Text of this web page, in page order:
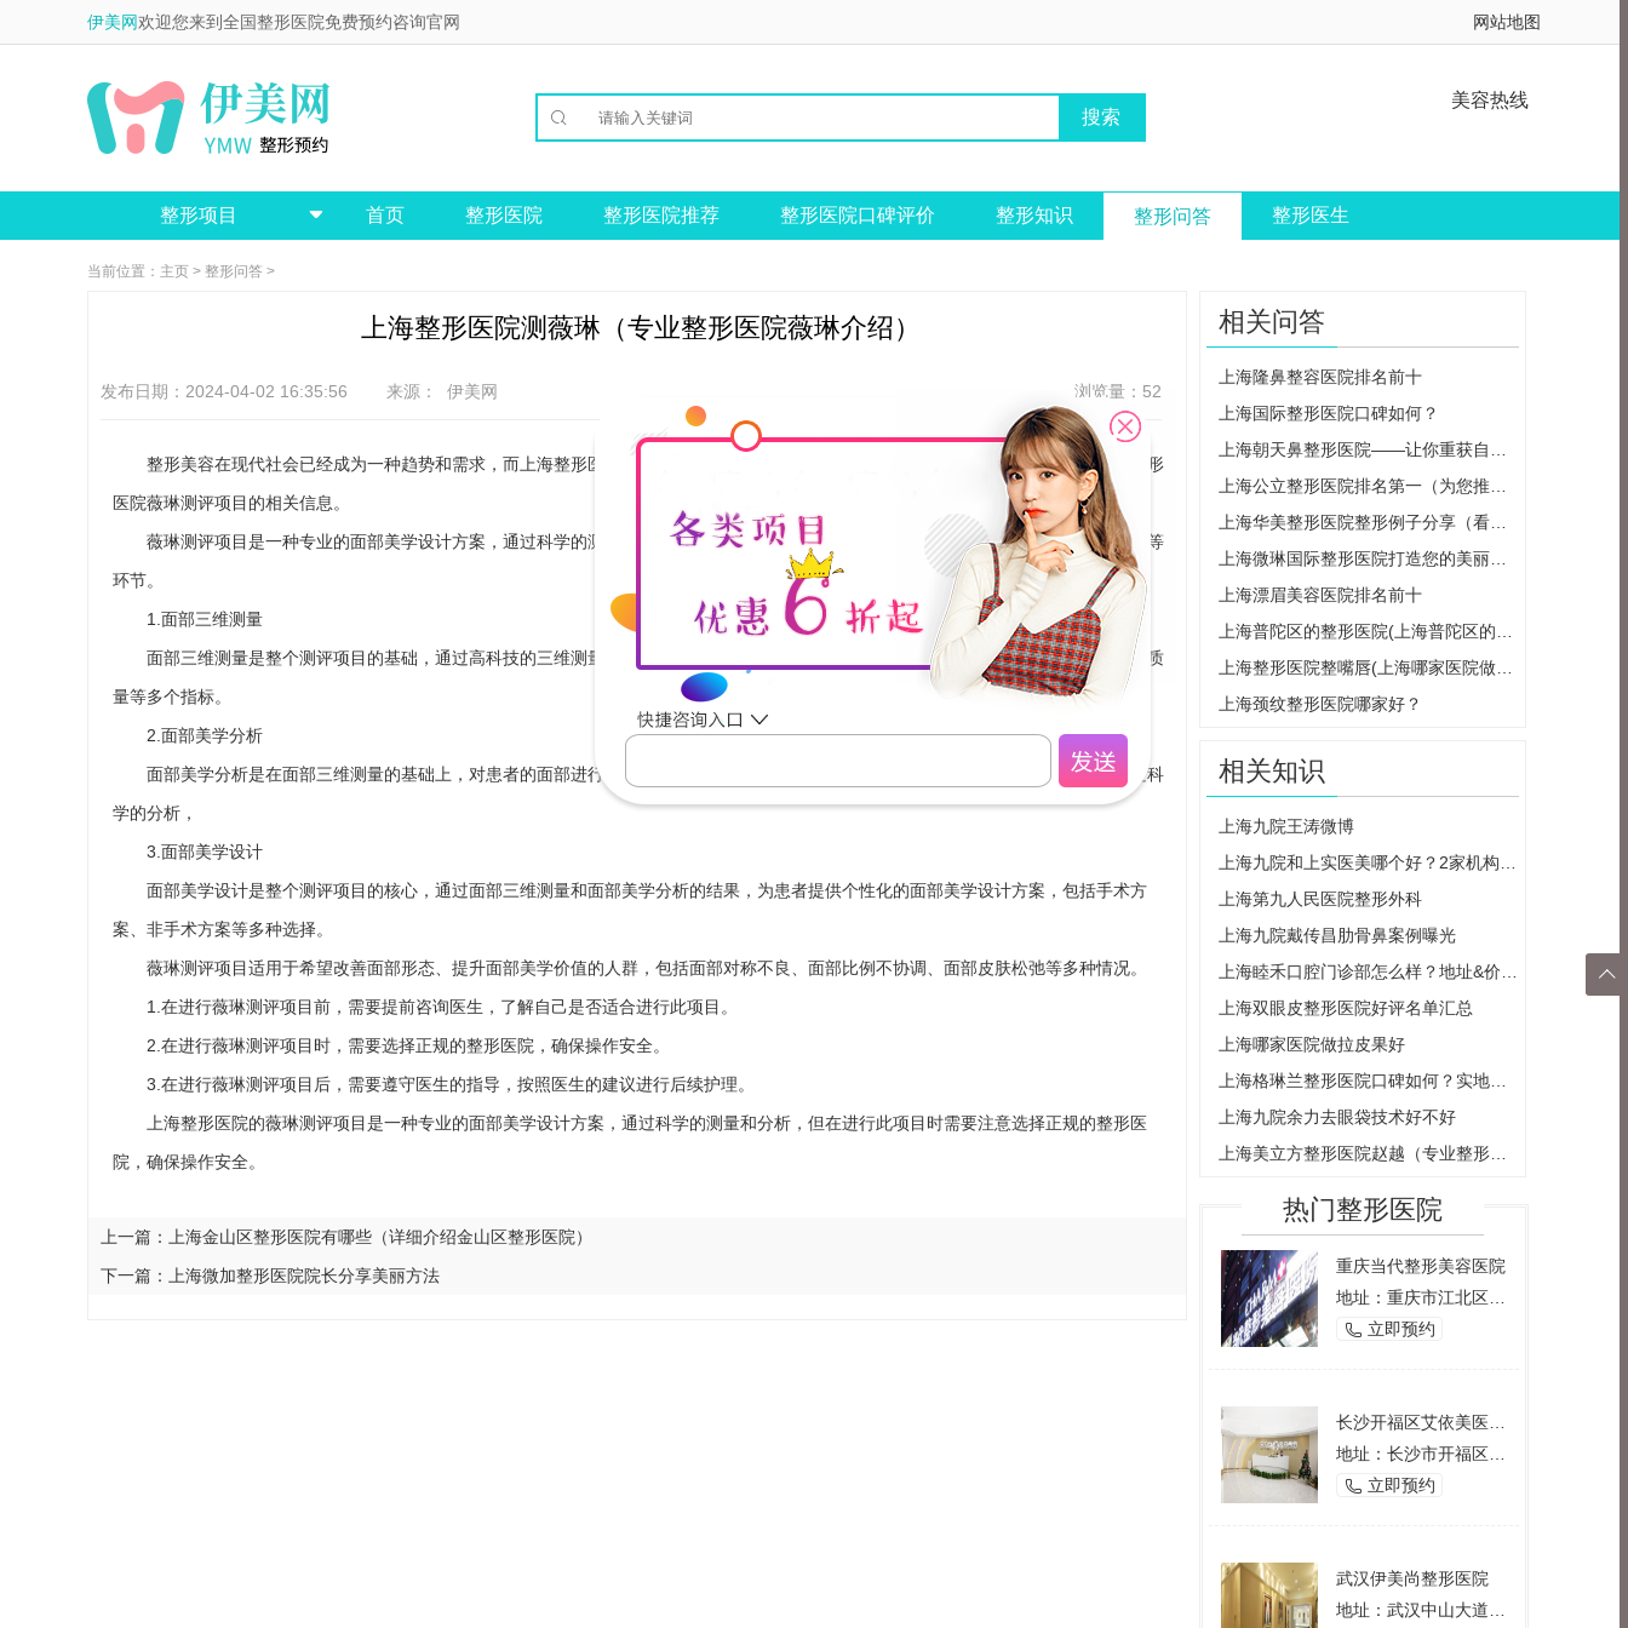
伊美网欢迎您来到全国整形医院免费预约咨询官网 网站地图

美容热线
整形项目  首页 整形医院 整形医院推荐 整形医院口碑评价 整形知识 整形问答 整形医生
当前位置： 主页 > 整形问答 >
上海整形医院测薇琳（专业整形医院薇琳介绍）
发布日期：2024-04-02 16:35:56 来源： 伊美网 浏览量：52
整形美容在现代社会已经成为一种趋势和需求，而上海整形医院作为专业整形医院，其薇琳测评项目备受关注。下面将详细介绍上海整形
医院薇琳测评项目的相关信息。
薇琳测评项目是一种专业的面部美学设计方案，通过科学的测量和分析，该项目主要包括面部三维测量、面部美学分析、面部美学设计等
环节。
1.面部三维测量
面部三维测量是整个测评项目的基础，通过高科技的三维测量仪器，对患者的面部进行全方位的测量，包括面部轮廓、骨骼结构、皮肤质
量等多个指标。
2.面部美学分析
面部美学分析是在面部三维测量的基础上，对患者的面部进行专业的美学分析，包括黄金比例、面部比例、面部对称等多个指标。通过科
学的分析，
3.面部美学设计
面部美学设计是整个测评项目的核心，通过面部三维测量和面部美学分析的结果，为患者提供个性化的面部美学设计方案，包括手术方
案、非手术方案等多种选择。
薇琳测评项目适用于希望改善面部形态、提升面部美学价值的人群，包括面部对称不良、面部比例不协调、面部皮肤松弛等多种情况。
1.在进行薇琳测评项目前，需要提前咨询医生，了解自己是否适合进行此项目。
2.在进行薇琳测评项目时，需要选择正规的整形医院，确保操作安全。
3.在进行薇琳测评项目后，需要遵守医生的指导，按照医生的建议进行后续护理。
上海整形医院的薇琳测评项目是一种专业的面部美学设计方案，通过科学的测量和分析，但在进行此项目时需要注意选择正规的整形医
院，确保操作安全。
上一篇：
上海金山区整形医院有哪些（详细介绍金山区整形医院）
下一篇：
上海微加整形医院院长分享美丽方法
相关问答
上海隆鼻整容医院排名前十
上海国际整形医院口碑如何？
上海漂眉美容医院排名前十
上海颈纹整形医院哪家好？
相关知识
上海九院王涛微博
上海第九人民医院整形外科
上海九院戴传昌肋骨鼻案例曝光
上海双眼皮整形医院好评名单汇总
上海哪家医院做拉皮果好
上海九院余力去眼袋技术好不好
热门整形医院
重庆当代整形美容医院
 立即预约
 立即预约
武汉伊美尚整形医院
